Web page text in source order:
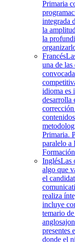
Primaria
integrada
la
la
Francés
una de las
idioma es
desarrolla
Primaria.
paralelo a
InglésLas
algo que
el
realiza
incluye
temario
presentes
donde el